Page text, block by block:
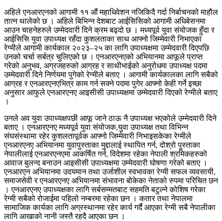
अहिले एनआरएनको आगामी ११ औं महाधिवेशन नजिकिदै गर्दा निर्बाचनको माहौल
तात्न थालेको छ । अहिले बिभिन्न देशबाट आईसिसिको आगामी अधिबेसनमा
आउन चाहनेहरुले उम्मेदवारी दिने क्रम बढ्दो छ । मध्यपूर्व युवा संयोजक हुँदा र
आईसिसि युवा उपाध्यक्ष रहँदा कुशलताका साथ आफ्नो जिम्मेवारी निभाएका
रेग्मीले आगामी कार्यकाल २०२३–२५ का लागि उपाध्यक्षमा उम्मेदवारी दिएपछि
उनको चर्चा सर्बत्र चुलिएको छ । एनआरएनएको अभियानमा आफूले प्राप्त
गरेको अनुभव, अग्रजहरुको आग्रह र साथीभाईको अनुरोधमा उपाध्यक्ष पदमा
उम्मेदवारी दिने निर्णयमा पुगेको रेग्मीले बताए । आगामी कार्यकालका लागि सबैको
आग्रह र एनआरएनएभित्र काम गर्न सक्ने पदमा पुगेर आफ्नो केही गर्ने इच्छा
अनुसार आफुले एनआरएनए आइसीसी उपाध्यक्षमा उम्मेदवारी दिएको रेग्मीले बताए
।
उनले अव युवा उपाध्यक्षपछी आफू जाने ठाऊ नै उपाध्यक्ष भएकोले उम्मेदवारी दिने
बताए । एनआरएनए मध्यपूर्व युवा संयोजक,युवा उपाध्यक्ष तथा विभिन्न
संघसंस्थामा रहेर कुशलतापूर्वक आफ्नो जिम्मेवारी निभाइसकेका रेग्मीले
एनआरएनए अभियानमा युवापुस्ताका मुद्दालाई स्थापित गर्न, दोश्रो पुस्ताका
नेपालीलाई एनआरएनएमा आकर्षित गर्न, विदेशमा रहेका नेपाली श्रमिकहरुको
आवाज बुलन्द बनाउन आइसीसी उपाध्यक्षमा उम्मेदवारी घोषणा गरेको बताए ।
एनआरएन अभियानमा उदयमान तथा उर्जाशील स्वभावका रेग्मी सफल व्यवसायी,
समाजसेवी र एनआरएनए अभियानमा संभावना बोकेका नेताको रुपमा परिचित छन
। एनआरएनए उपाध्यक्षका लागि सर्बसम्मतबाट सहमति बटुल्ने कोशिष गरेका
रेग्मी सबैको रोजाईमा पहिलो नम्बरमा रहेका छन । कतार तथा नेपालमा
सामाजिक कार्यका लागि अग्रस्थानमा रहेर कार्य गर्दै आएका रेग्मी सबै नेपालीका
लागि आखाको नानी जस्तै रहदै आएका छन ।